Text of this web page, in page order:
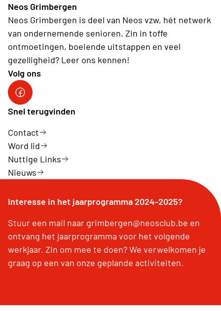
Neos Grimbergen
Neos Grimbergen is deel van Neos vzw, hét netwerk
van ondernemende senioren. Zin in toffe
ontmoetingen, boeiende uitstappen en veel
gezelligheid? Leer ons kennen!
Volg ons
Neos FB
Snel terugvinden
Contact
Word lid
Nuttige Links
Nieuws
Interesse in het jaarprogramma 2024-2025?
Stuur een mail naar grimbergen@neosclub.be en
ontvang het jaarprogramma voor het volgende
werkjaar. Zin om mee te doen? We verwelkomen je
graag op een van onze geplande activiteiten.